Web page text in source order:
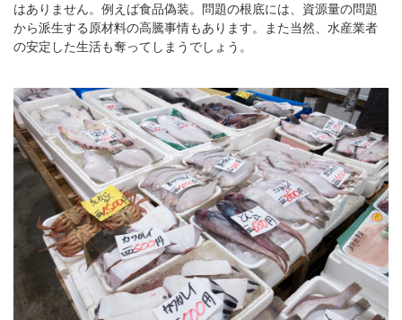
はありません。例えば食品偽装。問題の根底には、資源量の問題
から派生する原材料の高騰事情もあります。また当然、水産業者
の安定した生活も奪ってしまうでしょう。